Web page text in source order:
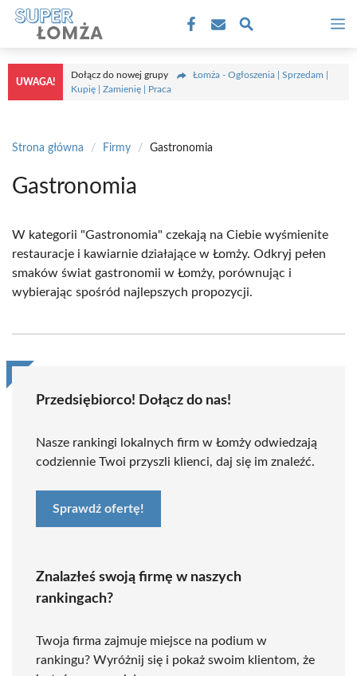
Przejdź
treści
UWAGA!
Dołącz do nowej grupy
Łomża - Ogłoszenia | Sprzedam |
Kupię | Zamienię | Praca
Strona główna / Firmy / Gastronomia
Gastronomia
W kategorii "Gastronomia" czekają na Ciebie wyśmienite
restauracje i kawiarnie działające w Łomży. Odkryj pełen
smaków świat gastronomii w Łomży, porównując i
wybierając spośród najlepszych propozycji.
Przedsiębiorco! Dołącz do nas!
Nasze rankingi lokalnych firm w Łomży odwiedzają
codziennie Twoi przyszli klienci, daj się im znaleźć.
Sprawdź ofertę!
Znalazłeś swoją firmę w naszych
rankingach?
Twoja firma zajmuje miejsce na podium w
rankingu? Wyróżnij się i pokaż swoim klientom, że